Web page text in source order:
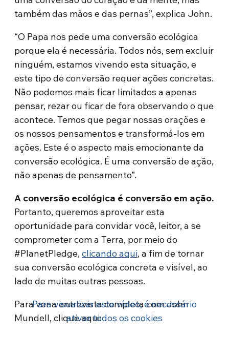
também das mãos e das pernas”, explica John.
“O Papa nos pede uma conversão ecológica
porque ela é necessária. Todos nós, sem excluir
ninguém, estamos vivendo esta situação, e
este tipo de conversão requer ações concretas.
Não podemos mais ficar limitados a apenas
pensar, rezar ou ficar de fora observando o que
acontece. Temos que pegar nossas orações e
os nossos pensamentos e transformá-los em
ações. Este é o aspecto mais emocionante da
conversão ecológica. É uma conversão de ação,
não apenas de pensamento”.
A conversão ecológica é conversão em ação.
Portanto, queremos aproveitar esta
oportunidade para convidar você, leitor, a se
comprometer com a Terra, por meio do
#PlanetPledge,clicando aqui, a fim de tornar
sua conversão ecológica concreta e visível, ao
lado de muitas outras pessoas.
Para ver a entrevista completa com John
Mundell, clique aqui:
Para visualizar este vídeo, é necessário
ativar todos os cookies